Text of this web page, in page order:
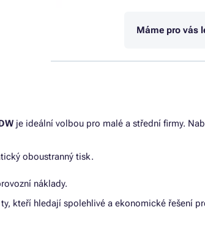
Máme pro vás
je ideální volbou pro malé a střední firmy.
oboustranný tisk.
náklady.
kteří hledají spolehlivé a ekonomické řešení